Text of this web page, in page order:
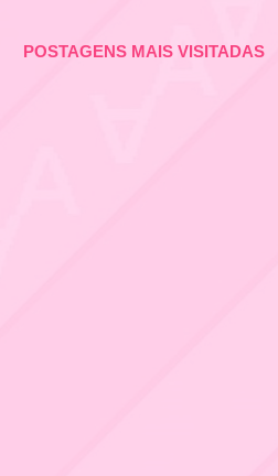
POSTAGENS MAIS VISITADAS